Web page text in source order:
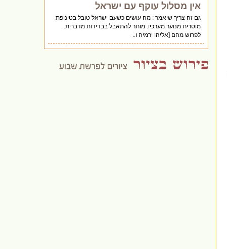
אין מסלול עוקף עם ישראל
גם זה צריך שיאמר : מה עושים כשעם ישראל טובל בטינופת
מוסרית מנוער מערכיו. מותר להתאבל בבדידות מדברית.
לפרוש מהם [אליהו ירמיה ו..